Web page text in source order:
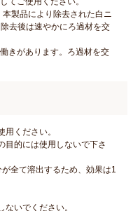
製品により除去された白ニ
去後は速やかにろ過材を交
きがあります。ろ過材を交
ください。
目的には使用しないで下さ
全て溶出するため、効果は1
いでください。